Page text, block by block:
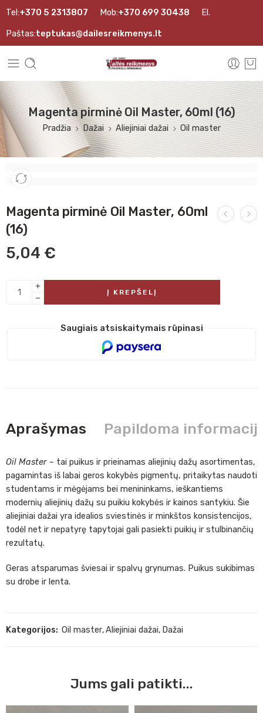
Tel:+370 5 2313807 Mob:+370 699 30438 El.
Paštas:teptukas@dailesreikmenys.lt
Magenta pirminė Oil Master, 60ml (16)
Pradžia Dažai Aliejiniai dažai Oil master
Magenta pirminė Oil Master, 60ml
(16)
5,04 €
Į KREPŠELĮ
Saugiais atsiskaitymais rūpinasi
Aprašymas Papildoma
Oil Master – tai puikus ir prieinamas aliejinių dažų asortimentas,
pagamintas iš labai geros kokybės pigmentų, pritaikytas naudoti
studentams ir mėgėjams bei menininkams, ieškantiems
modernių aliejinių dažų su puikiu kokybės ir kainos santykiu. Šie
aliejiniai dažai yra idealios sviestinės ir minkštos konsistencijos,
todėl net ir nepatyrę tapytojai gali pasiekti puikių ir stulbinančių
rezultatų.
Geras atsparumas šviesai ir spalvų grynumas. Puikus sukibimas
su drobe ir lenta.
Kategorijos: Oil master,Aliejiniai dažai, Dažai
Jums gali patikti...